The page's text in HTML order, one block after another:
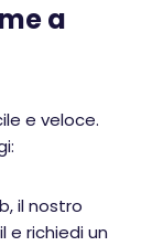
a
e veloce.
il nostro
e richiedi un